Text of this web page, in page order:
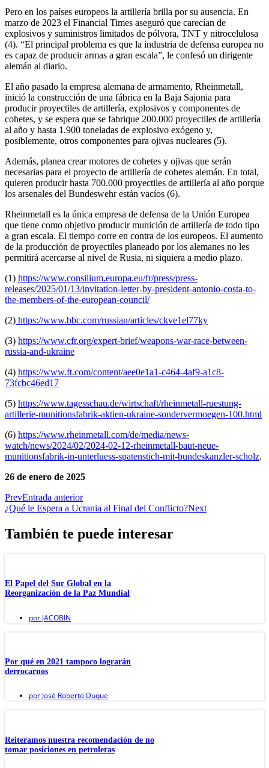
Pero en los países europeos la artillería brilla por su ausencia. En
marzo de 2023 el Financial Times aseguró que carecían de
explosivos y suministros limitados de pólvora, TNT y nitrocelulosa
(4). “El principal problema es que la industria de defensa europea no
es capaz de producir armas a gran escala”, le confesó un dirigente
alemán al diario.
El año pasado la empresa alemana de armamento, Rheinmetall,
inició la construcción de una fábrica en la Baja Sajonia para
producir proyectiles de artillería, explosivos y componentes de
cohetes, y se espera que se fabrique 200.000 proyectiles de artillería
al año y hasta 1.900 toneladas de explosivo exógeno y,
posiblemente, otros componentes para ojivas nucleares (5).
Además, planea crear motores de cohetes y ojivas que serán
necesarias para el proyecto de artillería de cohetes alemán. En total,
quieren producir hasta 700.000 proyectiles de artillería al año porque
los arsenales del Bundeswehr están vacíos (6).
Rheinmetall es la única empresa de defensa de la Unión Europea
que tiene como objetivo producir munición de artillería de todo tipo
a gran escala. El tiempo corre en contra de los europeos. El aumento
de la producción de proyectiles planeado por los alemanes no les
permitirá acercarse al nivel de Rusia, ni siquiera a medio plazo.
(1) https://www.consilium.europa.eu/fr/press/press-
releases/2025/01/13/invitation-letter-by-president-antonio-costa-to-
the-members-of-the-european-council/
(2) https://www.bbc.com/russian/articles/ckve1el77ky
(3) https://www.cfr.org/expert-brief/weapons-war-race-between-
russia-and-ukraine
(4) https://www.ft.com/content/aee0e1a1-c464-4af9-a1c8-
73fcbc46ed17
(5) https://www.tagesschau.de/wirtschaft/rheinmetall-ruestung-
artillerie-munitionsfabrik-aktien-ukraine-sondervermoegen-100.html
(6) https://www.rheinmetall.com/de/media/news-
watch/news/2024/02/2024-02-12-rheinmetall-baut-neue-
munitionsfabrik-in-unterluess-spatenstich-mit-bundeskanzler-scholz.
26 de enero de 2025
PrevEntrada anterior
¿Qué le Espera a Ucrania al Final del Conflicto?Next
También te puede interesar
El Papel del Sur Global en la
Reorganización de la Paz Mundial
por JACOBIN
Por qué en 2021 tampoco lograrán
derrocarnos
por José Roberto Duque
Reiteramos nuestra recomendación de no
tomar posiciones en petroleras